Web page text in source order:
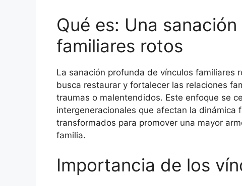
Qué es: Una
familiares rotos
La sanación profunda de vínculos familiares
busca restaurar y fortalecer las relaciones
traumas o malentendidos. Este enfoque se
intergeneracionales que afectan la dinámica
transformados para promover una mayor
familia.
Importancia de los